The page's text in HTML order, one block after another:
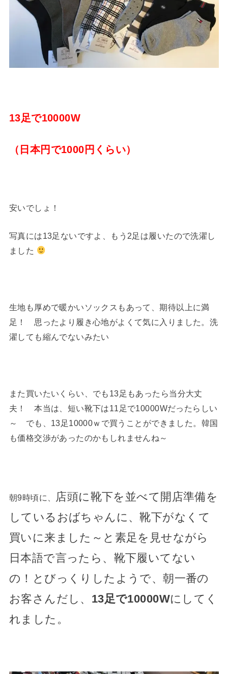
13足で10000W
（日本円で1000円くらい）
安いでしょ！
写真には13足ないですよ、もう2足は履いたので洗濯し
ました
生地も厚めで暖かいソックスもあって、期待以上に満
足！ 思ったより履き心地がよくて気に入りました。洗
濯しても縮んでないみたい
また買いたいくらい、でも13足もあったら当分大丈
夫！ 本当は、短い靴下は11足で10000Wだったらしい
～ でも、13足10000ｗで買うことができました。韓国
も価格交渉があったのかもしれませんね～
朝9時頃に、 店頭に靴下を並べて開店準備を
しているおばちゃんに、靴下がなくて
買いに来ました～と素足を見せながら
日本語で言ったら、靴下履いてない
の！とびっくりしたようで、朝一番の
お客さんだし、 13足で10000Wにしてく
れました。